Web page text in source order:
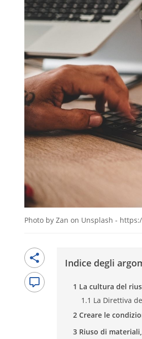
Photo by Zan on Unsplash -
Indice degli
1 La cultura del
1.1 La Direttiva
2 Creare le
3 Riuso di